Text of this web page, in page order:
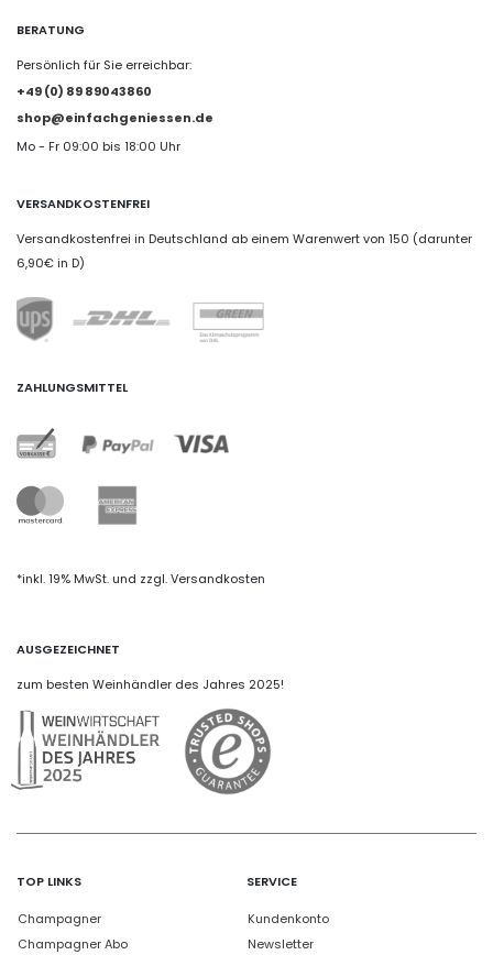
BERATUNG
Persönlich für Sie erreichbar:
+49 (0) 89 89043860
shop@einfachgeniessen.de
Mo - Fr 09:00 bis 18:00 Uhr
VERSANDKOSTENFREI
Versandkostenfrei in Deutschland ab einem Warenwert von 150 (darunter
6,90€ in D)
ZAHLUNGSMITTEL
*inkl. 19% MwSt. und zzgl. Versandkosten
AUSGEZEICHNET
zum besten Weinhändler des Jahres 2025!
TOP LINKS
Champagner
Champagner Abo
SERVICE
Kundenkonto
Newsletter